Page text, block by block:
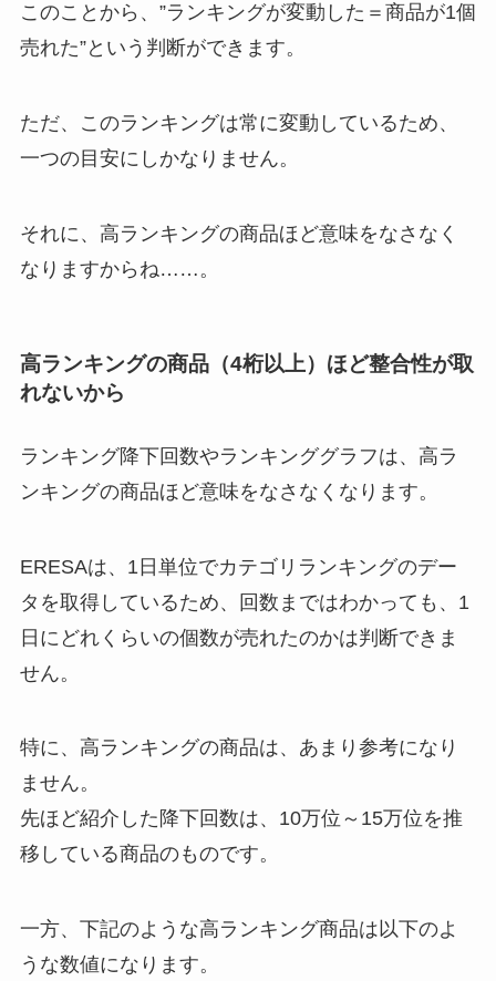
このことから、”ランキングが変動した＝商品が1個
売れた”という判断ができます。
ただ、このランキングは常に変動しているため、
一つの目安にしかなりません。
それに、高ランキングの商品ほど意味をなさなく
なりますからね……。
高ランキングの商品（4桁以上）ほど整合性が取
れないから
ランキング降下回数やランキンググラフは、高ラ
ンキングの商品ほど意味をなさなくなります。
ERESAは、1日単位でカテゴリランキングのデー
タを取得しているため、回数まではわかっても、1
日にどれくらいの個数が売れたのかは判断できま
せん。
特に、高ランキングの商品は、あまり参考になり
ません。
先ほど紹介した降下回数は、10万位～15万位を推
移している商品のものです。
一方、下記のような高ランキング商品は以下のよ
うな数値になります。